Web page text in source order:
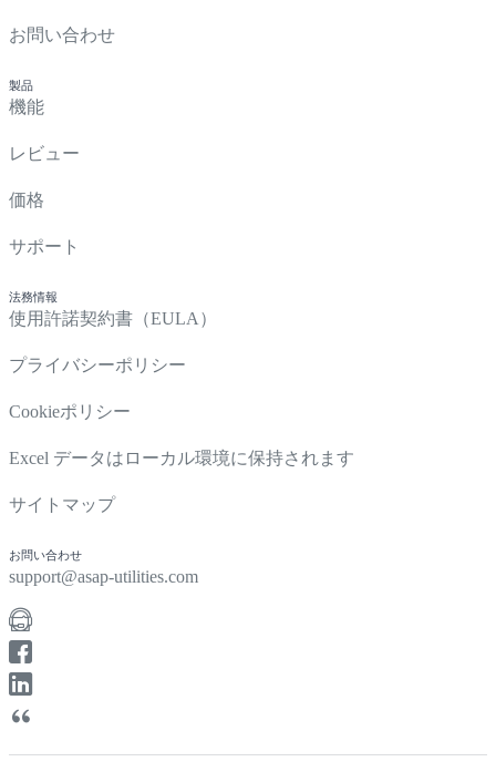
お問い合わせ
製品
機能
レビュー
価格
サポート
法務情報
使用許諾契約書（EULA）
プライバシーポリシー
Cookieポリシー
Excel データはローカル環境に保持されます
サイトマップ
お問い合わせ
support@asap-utilities.com